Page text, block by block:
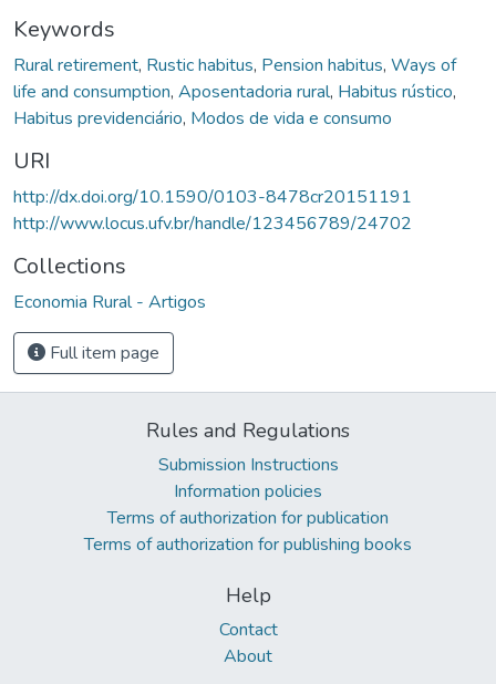
Keywords
Rural retirement, Rustic habitus, Pension habitus, Ways of
life and consumption, Aposentadoria rural, Habitus rústico,
Habitus previdenciário, Modos de vida e consumo
URI
http://dx.doi.org/10.1590/0103-8478cr20151191
http://www.locus.ufv.br/handle/123456789/24702
Collections
Economia Rural - Artigos
Full item page
Rules and Regulations
Submission Instructions
Information policies
Terms of authorization for publication
Terms of authorization for publishing books
Help
Contact
About